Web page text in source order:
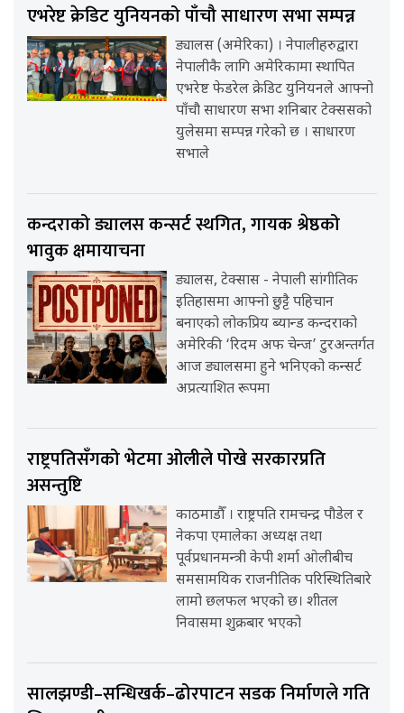
एभरेष्ट क्रेडिट युनियनको पाँचौ साधारण सभा सम्पन्न
ड्यालस (अमेरिका) । नेपालीहरुद्वारा
नेपालीकै लागि अमेरिकामा स्थापित
एभरेष्ट फेडरेल क्रेडिट युनियनले आफ्नो
पाँचौ साधारण सभा शनिबार टेक्ससको
युलेसमा सम्पन्न गरेको छ । साधारण
सभाले
कन्दराको ड्यालस कन्सर्ट स्थगित, गायक श्रेष्ठको
भावुक क्षमायाचना
ड्यालस, टेक्सास - नेपाली सांगीतिक
इतिहासमा आफ्नो छुट्टै पहिचान
बनाएको लोकप्रिय ब्यान्ड कन्दराको
अमेरिकी ‘रिदम अफ चेन्ज’ टुरअन्तर्गत
आज ड्यालसमा हुने भनिएको कन्सर्ट
अप्रत्याशित रूपमा
राष्ट्रपतिसँगको भेटमा ओलीले पोखे सरकारप्रति
असन्तुष्टि
काठमाडौँ । राष्ट्रपति रामचन्द्र पौडेल र
नेकपा एमालेका अध्यक्ष तथा
पूर्वप्रधानमन्त्री केपी शर्मा ओलीबीच
समसामयिक राजनीतिक परिस्थितिबारे
लामो छलफल भएको छ। शीतल
निवासमा शुक्रबार भएको
सालझण्डी–सन्धिखर्क–ढोरपाटन सडक निर्माणले गति